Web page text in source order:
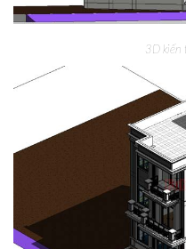
3D kiến